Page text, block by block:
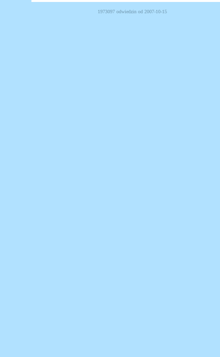
1973097 odwiedzin od 2007-10-15 Powered